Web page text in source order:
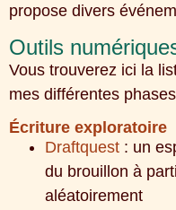
propose divers
Outils
Vous trouverez ici la
mes différentes
Écriture exploratoire
Draftquest : un
du brouillon à
aléatoirement